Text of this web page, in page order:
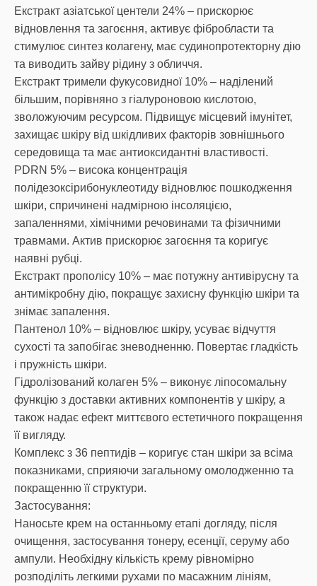
Екстракт азіатської центели 24% – прискорює
відновлення та загоєння, активує фібробласти та
стимулює синтез колагену, має судинопротекторну дію
та виводить зайву рідину з обличчя.
Екстракт тримели фукусовидної 10% – наділений
більшим, порівняно з гіалуроновою кислотою,
зволожуючим ресурсом. Підвищує місцевий імунітет,
захищає шкіру від шкідливих факторів зовнішнього
середовища та має антиоксидантні властивості.
PDRN 5% – висока концентрація
полідезоксірибонуклеотиду відновлює пошкодження
шкіри, спричинені надмірною інсоляцією,
запаленнями, хімічними речовинами та фізичними
травмами. Актив прискорює загоєння та коригує
наявні рубці.
Екстракт прополісу 10% – має потужну антивірусну та
антимікробну дію, покращує захисну функцію шкіри та
знімає запалення.
Пантенол 10% – відновлює шкіру, усуває відчуття
сухості та запобігає зневодненню. Повертає гладкість
і пружність шкіри.
Гідролізований колаген 5% – виконує ліпосомальну
функцію з доставки активних компонентів у шкіру, а
також надає ефект миттєвого естетичного покращення
її вигляду.
Комплекс з 36 пептидів – коригує стан шкіри за всіма
показниками, сприяючи загальному омолодженню та
покращенню її структури.
Застосування:
Наносьте крем на останньому етапі догляду, після
очищення, застосування тонеру, есенції, серуму або
ампули. Необхідну кількість крему рівномірно
розподіліть легкими рухами по масажним лініям,